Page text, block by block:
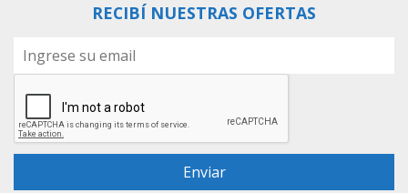
RECIBÍ NUESTRAS OFERTAS